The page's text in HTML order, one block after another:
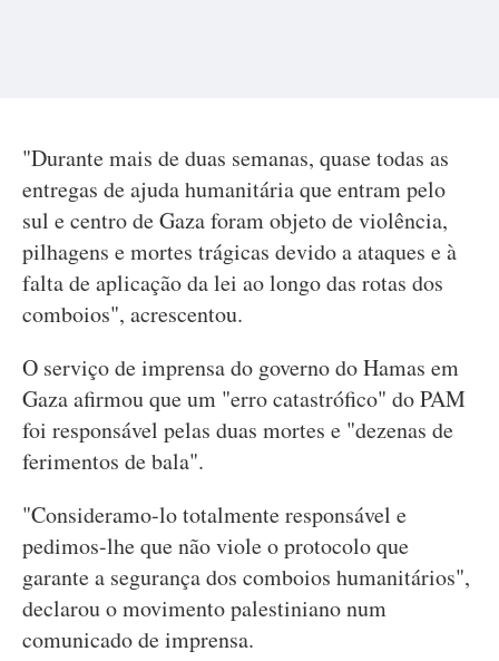
"Durante mais de duas semanas, quase todas as
entregas de ajuda humanitária que entram pelo
sul e centro de Gaza foram objeto de violência,
pilhagens e mortes trágicas devido a ataques e à
falta de aplicação da lei ao longo das rotas dos
comboios", acrescentou.
O serviço de imprensa do governo do Hamas em
Gaza afirmou que um "erro catastrófico" do PAM
foi responsável pelas duas mortes e "dezenas de
ferimentos de bala".
"Consideramo-lo totalmente responsável e
pedimos-lhe que não viole o protocolo que
garante a segurança dos comboios humanitários",
declarou o movimento palestiniano num
comunicado de imprensa.